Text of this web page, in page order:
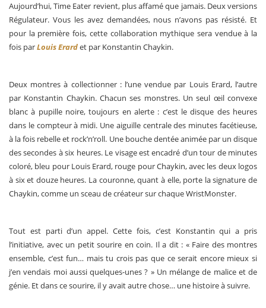
Aujourd’hui, Time Eater revient, plus affamé que jamais. Deux versions
Régulateur. Vous les avez demandées, nous n’avons pas résisté. Et
pour la première fois, cette collaboration mythique sera vendue à la
fois parLouis Erardet par Konstantin Chaykin.
Deux montres à collectionner : l’une vendue par Louis Erard, l’autre
par Konstantin Chaykin. Chacun ses monstres. Un seul œil convexe
blanc à pupille noire, toujours en alerte : c’est le disque des heures
dans le compteur à midi. Une aiguille centrale des minutes facétieuse,
à la fois rebelle et rock’n’roll. Une bouche dentée animée par un disque
des secondes à six heures. Le visage est encadré d’un tour de minutes
coloré, bleu pour Louis Erard, rouge pour Chaykin, avec les deux logos
à six et douze heures. La couronne, quant à elle, porte la signature de
Chaykin, comme un sceau de créateur sur chaque WristMonster.
Tout est parti d’un appel. Cette fois, c’est Konstantin qui a pris
l’initiative, avec un petit sourire en coin. Il a dit : « Faire des montres
ensemble, c’est fun… mais tu crois pas que ce serait encore mieux si
j’en vendais moi aussi quelques-unes ? » Un mélange de malice et de
génie. Et dans ce sourire, il y avait autre chose… une histoire à suivre.